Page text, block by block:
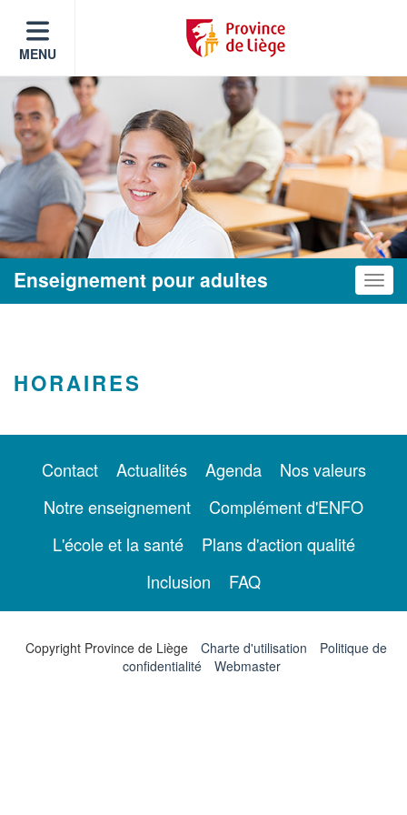
MENU
Enseignement pour adultes
HORAIRES
Contact Actualités Agenda
Nos valeurs
Notre enseignement
Complément d'ENFO
L'école et la santé
Plans d'action qualité
Inclusion
FAQ
Copyright Province de Liège Charte d'utilisation
Politique de
confidentialité
Webmaster